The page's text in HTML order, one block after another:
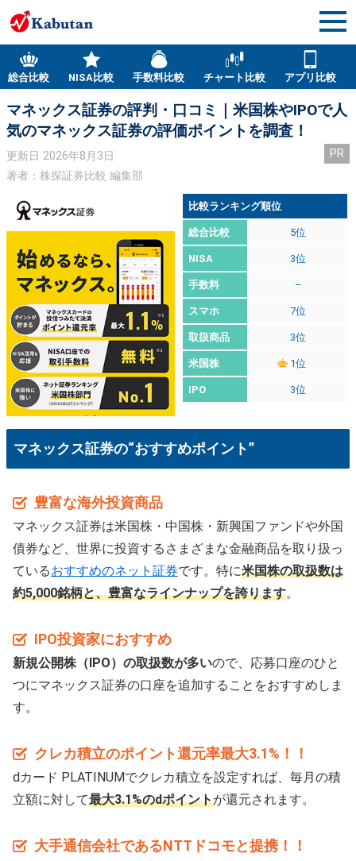
総合比較 NISA比較 手数料比較 チャート比較 アプリ比較
マネックス証券の評判・口コミ｜米国株やIPOで人
気のマネックス証券の評価ポイントを調査！
更新日 2026年8月3日
PR
著者：株探証券比較 編集部
比較ランキング順位
総合比較 5位
NISA 3位
手数料 –
スマホ 7位
取扱商品 3位
米国株 1位
IPO 3位
マネックス証券の“おすすめポイント”
豊富な海外投資商品
マネックス証券は米国株・中国株・新興国ファンドや外国
債券など、世界に投資するさまざまな金融商品を取り扱っ
ているおすすめのネット証券です。特に米国株の取扱数は
約5,000銘柄と、豊富なラインナップを誇ります。
IPO投資家におすすめ
新規公開株（IPO）の取扱数が多いので、応募口座のひと
つにマネックス証券の口座を追加することをおすすめしま
す。
クレカ積立のポイント還元率最大3.1%！！
dカード PLATINUMでクレカ積立を設定すれば、毎月の積
立額に対して最大3.1%のdポイントが還元されます。
大手通信会社であるNTTドコモと提携！！